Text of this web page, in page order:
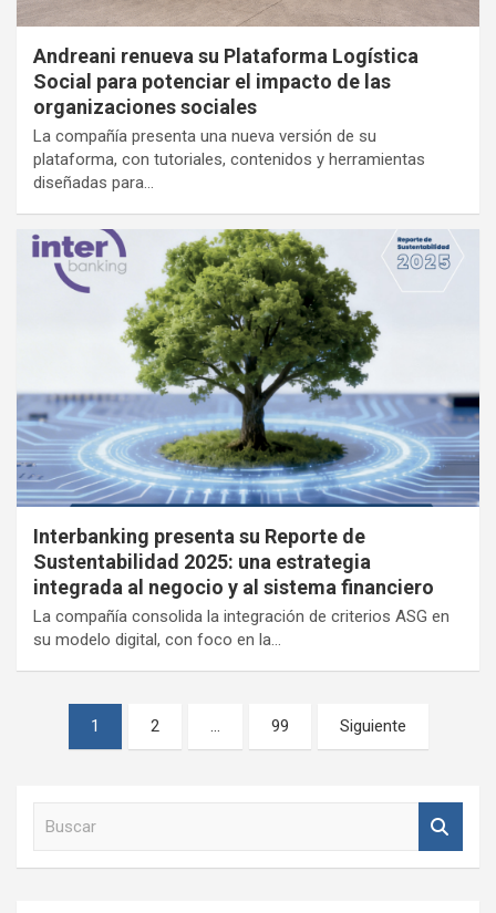
Andreani renueva su Plataforma Logística
Social para potenciar el impacto de las
organizaciones sociales
La compañía presenta una nueva versión de su
plataforma, con tutoriales, contenidos y herramientas
diseñadas para…
Interbanking presenta su Reporte de
Sustentabilidad 2025: una estrategia
integrada al negocio y al sistema financiero
La compañía consolida la integración de criterios ASG en
su modelo digital, con foco en la…
Paginación
1 2 99 Siguiente